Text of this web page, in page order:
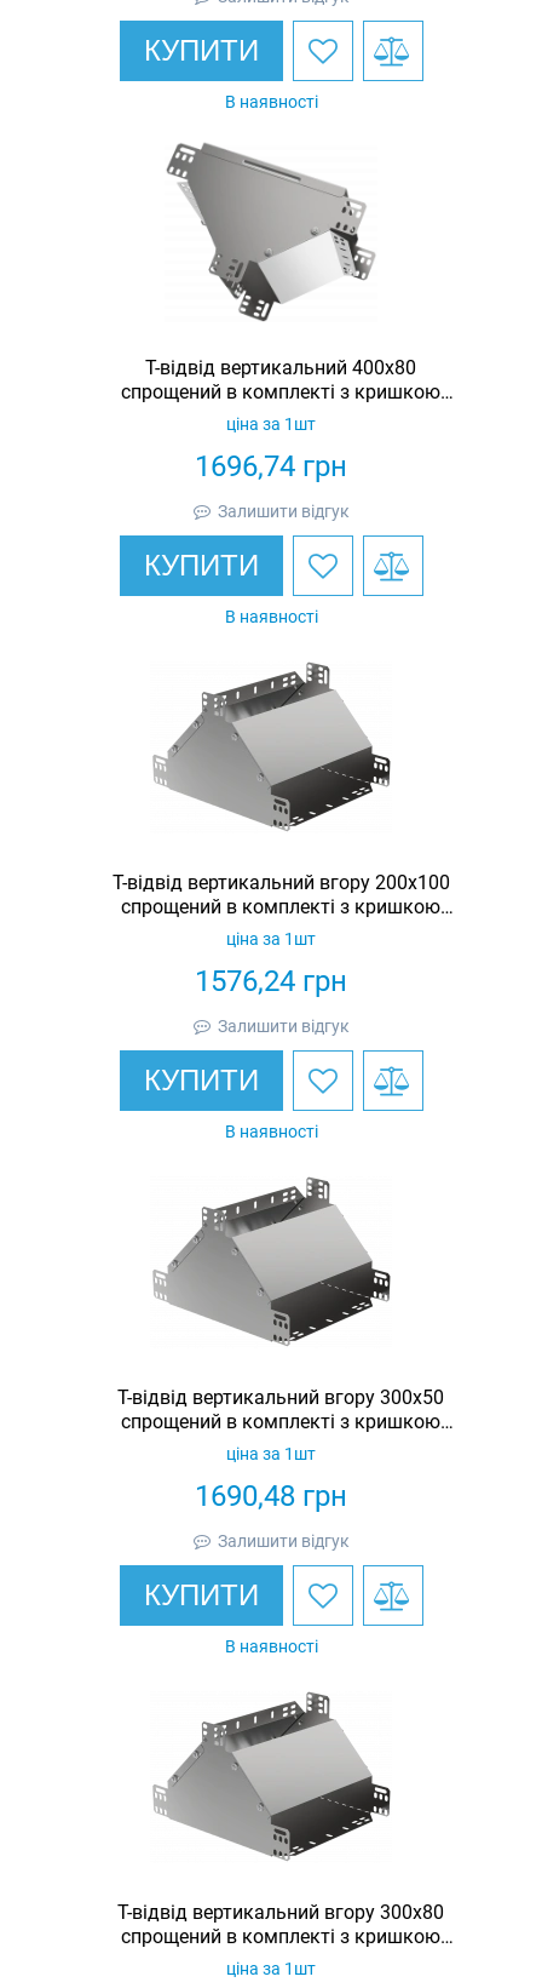
КУПИТИ
В наявності
Т-відвід вертикальний 400х80
спрощений в комплекті з кришкою
IEK
1696,74 грн
ціна за 1шт
Залишити відгук
КУПИТИ
В наявності
Т-відвід вертикальний вгору 200х100
спрощений в комплекті з кришкою
IEK
1576,24 грн
ціна за 1шт
Залишити відгук
КУПИТИ
В наявності
Т-відвід вертикальний вгору 300х50
спрощений в комплекті з кришкою
IEK
1690,48 грн
ціна за 1шт
Залишити відгук
КУПИТИ
В наявності
Т-відвід вертикальний вгору 300х80
спрощений в комплекті з кришкою
IEK
ціна за 1шт